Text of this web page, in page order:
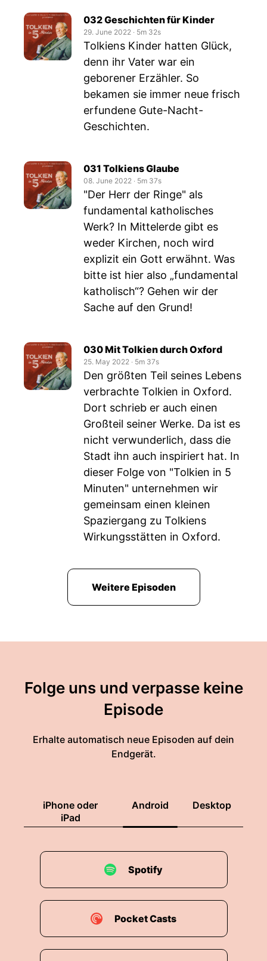
032 Geschichten für Kinder
29. June 2022 ‧ 5m 32s
Tolkiens Kinder hatten Glück,
denn ihr Vater war ein
geborener Erzähler. So
bekamen sie immer neue frisch
erfundene Gute-Nacht-
Geschichten.
031 Tolkiens Glaube
08. June 2022 ‧ 5m 37s
"Der Herr der Ringe" als
fundamental katholisches
Werk? In Mittelerde gibt es
weder Kirchen, noch wird
explizit ein Gott erwähnt. Was
bitte ist hier also „fundamental
katholisch“? Gehen wir der
Sache auf den Grund!
030 Mit Tolkien durch Oxford
25. May 2022 ‧ 5m 37s
Den größten Teil seines Lebens
verbrachte Tolkien in Oxford.
Dort schrieb er auch einen
Großteil seiner Werke. Da ist es
nicht verwunderlich, dass die
Stadt ihn auch inspiriert hat. In
dieser Folge von "Tolkien in 5
Minuten" unternehmen wir
gemeinsam einen kleinen
Spaziergang zu Tolkiens
Wirkungsstätten in Oxford.
Weitere Episoden
Folge uns und verpasse keine
Episode
Erhalte automatisch neue Episoden auf dein
Endgerät.
iPhone oder
iPad
Android Desktop
Spotify
Pocket Casts